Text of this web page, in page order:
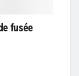
fusée